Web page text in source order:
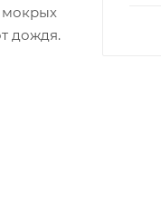
мокрых
дождя.